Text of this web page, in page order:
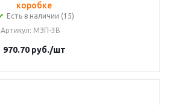
коробке
Есть в наличии (15)
Артикул: МЗП-3В
970.70руб./шт